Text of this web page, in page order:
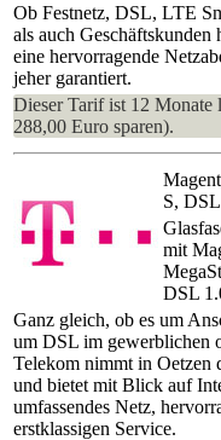
Ob Festnetz, DSL, LTE
als auch
eine hervorragende
jeher garantiert.
Dieser Tarif ist 12 Monate
288,00 Euro sparen).
S,
mit
DSL
Ganz gleich, ob es um
um DSL im gewerblichen
Telekom nimmt in Oetzen
und bietet mit Blick auf
umfassendes Netz,
erstklassigen Service.